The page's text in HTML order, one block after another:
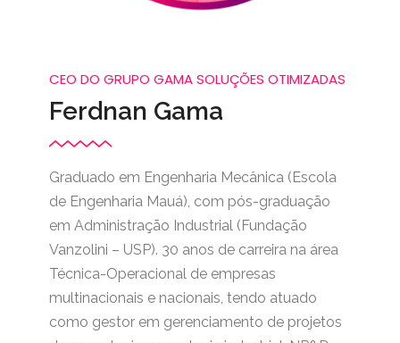
CEO DO GRUPO GAMA SOLUÇÕES OTIMIZADAS
Ferdnan Gama
Graduado em Engenharia Mecânica (Escola
de Engenharia Mauá), com pós-graduação
em Administração Industrial (Fundação
Vanzolini – USP). 30 anos de carreira na área
Técnica-Operacional de empresas
multinacionais e nacionais, tendo atuado
como gestor em gerenciamento de projetos